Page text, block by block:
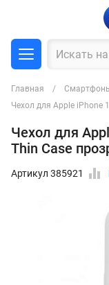
Главная
Чехол для Apple iPhone
Чехол для
Thin Case
Артикул 385921